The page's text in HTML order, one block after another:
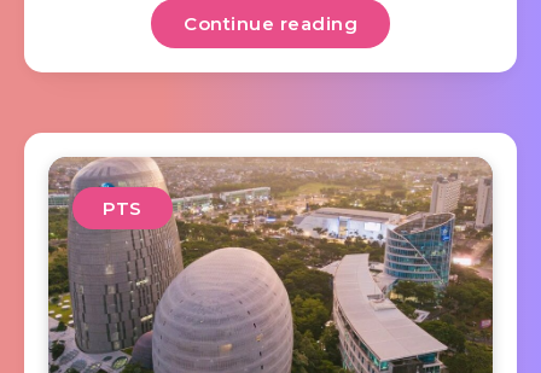
Continue reading
PTS